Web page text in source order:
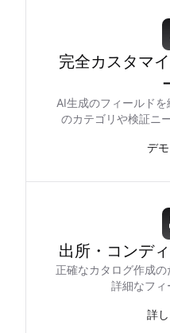
完全カスタマ
AI生成のフィールド
のカテゴリや検証ニ
デ
出所・コンデ
正確なカタログ作成
詳細なフィ
詳